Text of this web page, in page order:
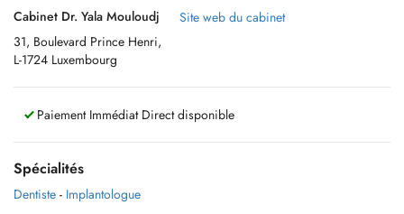
Cabinet Dr. Yala Mouloudj
31, Boulevard Prince Henri,
L-1724 Luxembourg
Site web du cabinet
Paiement Immédiat Direct disponible
Spécialités
Dentiste - Implantologue